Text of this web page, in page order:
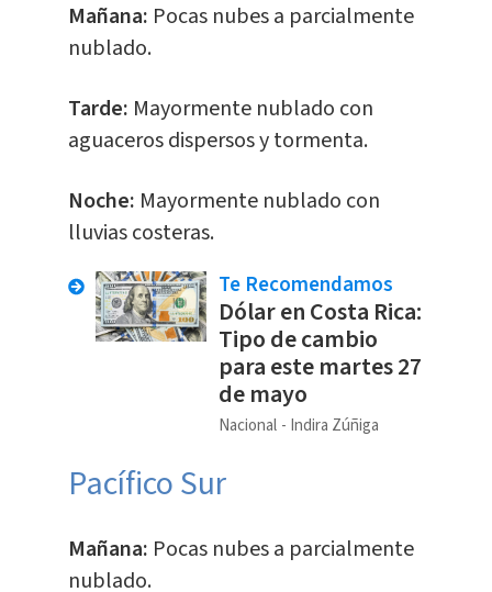
Mañana: Pocas nubes a parcialmente
nublado.
Tarde: Mayormente nublado con
aguaceros dispersos y tormenta.
Noche: Mayormente nublado con
lluvias costeras.
Te Recomendamos
Dólar en Costa Rica:
Tipo de cambio
para este martes 27
de mayo
Nacional Indira Zúñiga
Pacífico Sur
Mañana: Pocas nubes a parcialmente
nublado.